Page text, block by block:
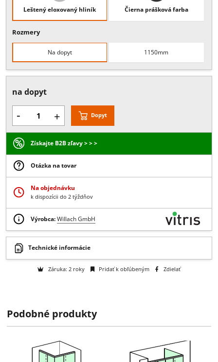
Povrchové úpravy
Rozmery
Na dopyt
na dopyt
- +
Získajte B2B zľavy > > >
Na objednávku
k dispozícii do 2 týždňov
Záruka: 2 roky Pridať k obľúbeným Zdielať
Podobné produkty